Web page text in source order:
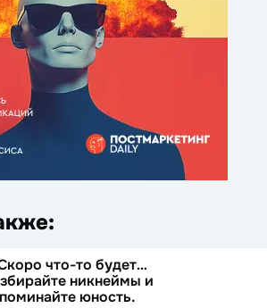
что-то будет…
никнеймы и
юность.